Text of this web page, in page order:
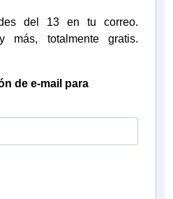
del 13 en tu correo.
más, totalmente gratis.
de e-mail para